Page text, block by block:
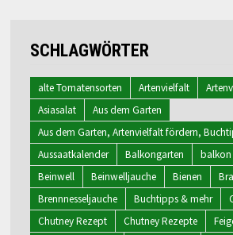
SCHLAGWÖRTER
alte Tomatensorten Artenvielfalt
Asiasalat
Aus dem Garten
Aus dem Garten, Artenvielfalt fördern,
Aussaatkalender
Balkongarten
balkon
Beinwell
Beinwelljauche Bienen
Brennnesseljauche
Buchtipps & mehr
Chutney Rezept
Chutney Rezepte